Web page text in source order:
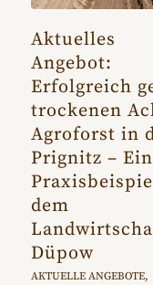
Aktuelles
Angebot:
Erfolgreich
trockenen
Agroforst in
Prignitz – Ein
dem
Düpow
AKTUELLE ANGEBOTE,